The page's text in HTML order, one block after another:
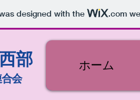
designed with the .com
部
会
ホーム